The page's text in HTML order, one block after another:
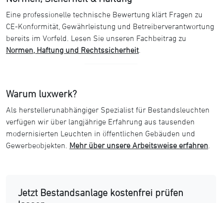
Eine professionelle technische Bewertung klärt Fragen zu
CE-Konformität, Gewährleistung und Betreiberverantwortung
bereits im Vorfeld. Lesen Sie unseren Fachbeitrag zu
Normen, Haftung und Rechtssicherheit
Warum luxwerk?
Als herstellerunabhängiger Spezialist für Bestandsleuchten
verfügen wir über langjährige Erfahrung aus tausenden
modernisierten Leuchten in öffentlichen Gebäuden und
Gewerbeobjekten. Mehr über unsere Arbeitsweise erfahren
Jetzt Bestandsanlage kostenfrei prüfen